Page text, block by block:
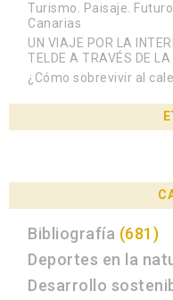
Turismo. Paisaje.
Canarias
UN VIAJE POR LA
TELDE A TRAVÉS DE
¿Cómo sobrevivir al
Bibliografía (681)
Deportes en la
Desarrollo